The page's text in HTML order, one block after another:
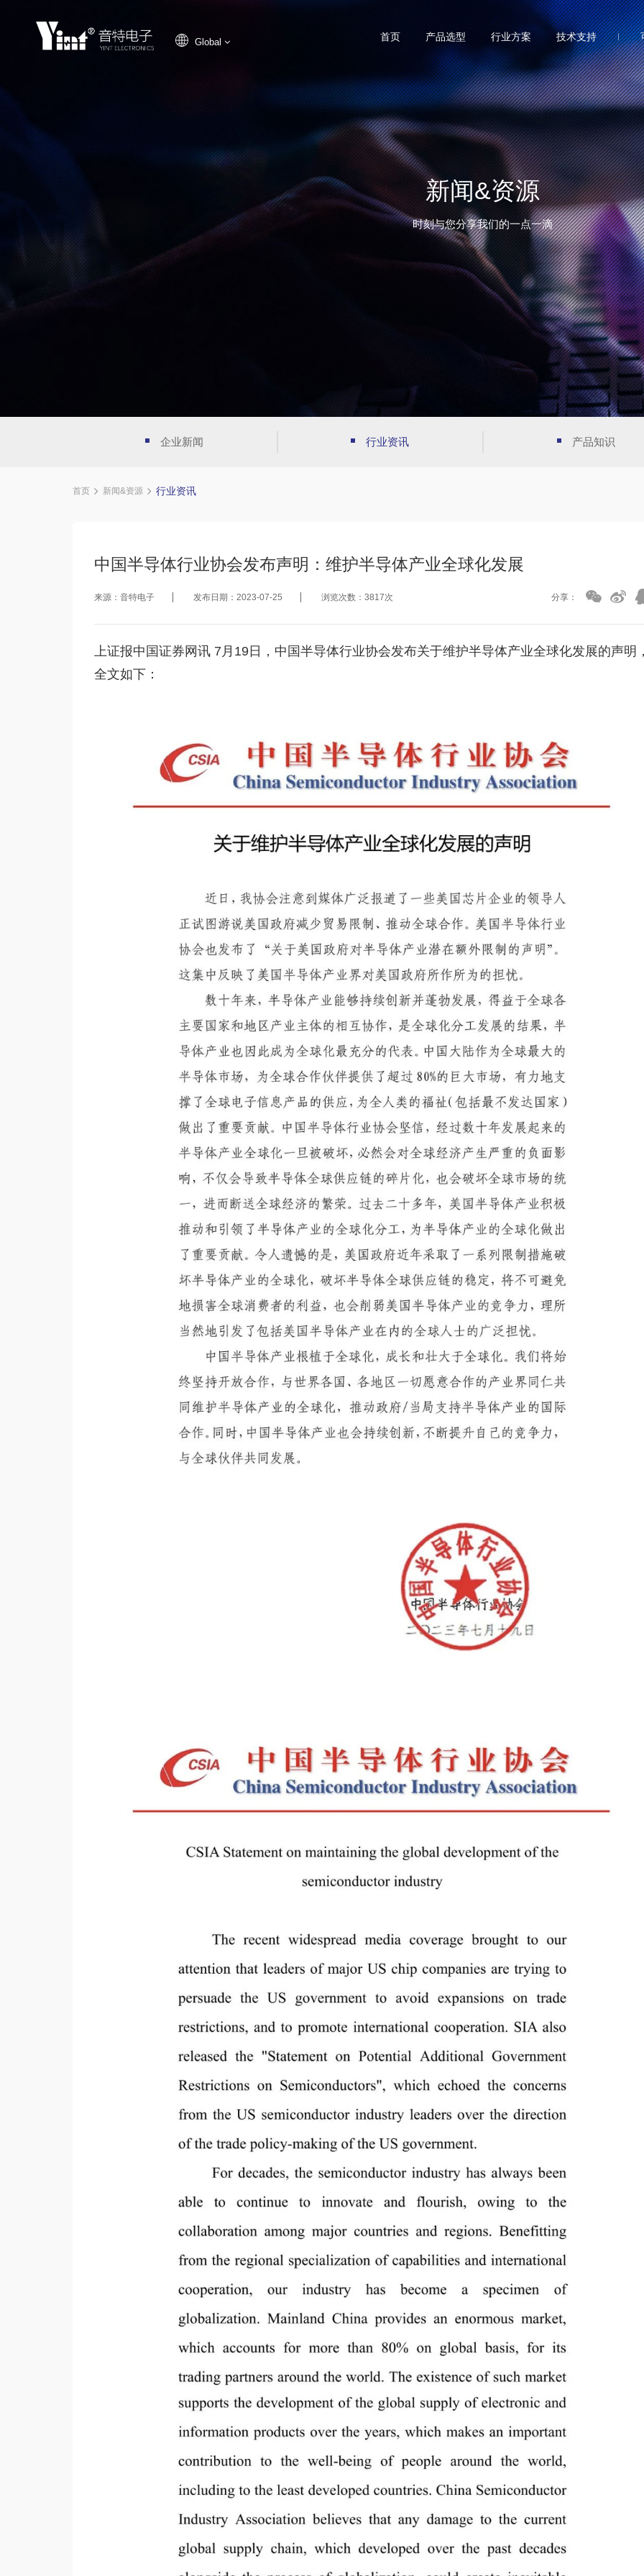
Global 首页 产品选型 行业方案 技术支持
新闻&资源
时刻与您分享我们的一点一滴
企业新闻 行业资讯 产品知识
首页 新闻&资源 行业资讯
中国半导体行业协会发布声明：维护半导体产业全球化发展
来源：音特电子 发布日期：2023-07-25 浏览次数：3817次 分享：
上证报中国证券网讯 7月19日，中国半导体行业协会发布关于维护半导体产业全球化发展的声明，
全文如下：